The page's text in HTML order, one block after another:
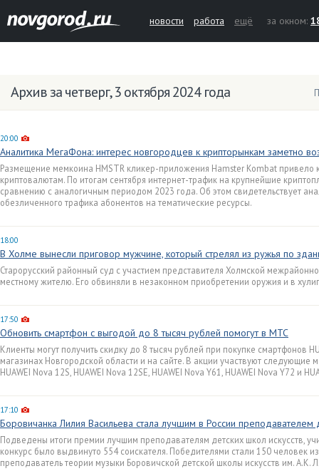
новости работа ещё за окном:
Архив за четверг, 3 октября 2024 года
20:00
Аналитика МегаФона: интерес новгородцев к крипторынкам заметно
Размещение мемкоина HMSTR кликер-приложения Hamster Kombat привело
криптовалютам. По итогам сентября интернет-трафик на крупнейшие
сравнению с аналогичным периодом 2023 года. Об этом свидетельствует
обезличенного трафика абонентов на тематические ресурсы.
18:00
В Холме вынесли приговор мужчине, который стрелял из ружья по
Старорусский районный суд с участием представителя Холмской
местному жителю. Его обвиняли в незаконном приобретении оружия и в
17:50
Обновить смартфон с выгодой до 8 тысяч рублей помогут в МТС
Клиенты могут получить скидку до 8 тысяч рублей при покупке смартфонов
магазинах Новгородской области и на сайте. В акции участвуют следующие
HUAWEI Nova 12S, HUAWEI Nova 12SE, HUAWEI Nova Y61, HUAWEI Nova Y72 и
17:10
Боровичанка Лилия Васильева стала лучшим в России преподавателем
Подведены итоги премии лучшим преподавателям детских школ искусств,
конкурс было выдвинуто 554 соискателя. Победителями стали 150 человек
преподаватель теории музыки Боровичской детской школы искусств им. А.К.